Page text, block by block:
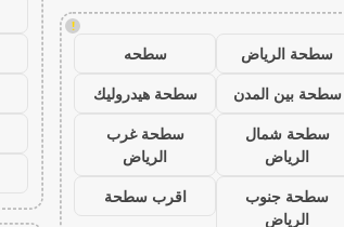
!
سطحة الرياض
سطحه
سطحة بين المدن
سطحة هيدروليك
سطحة شمال
الرياض
سطحة غرب
الرياض
سطحة جنوب
الرياض
اقرب سطحة